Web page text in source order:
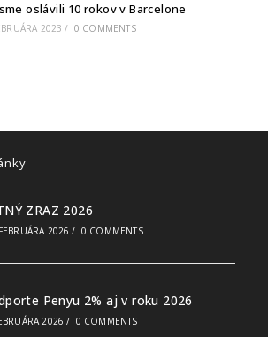
oslávili 10 rokov v Barcelone
2023 / 0 COMMENTS
ZRAZ 2026
2026 / 0 COMMENTS
Penyu 2% aj v roku 2026
2026 / 0 COMMENTS